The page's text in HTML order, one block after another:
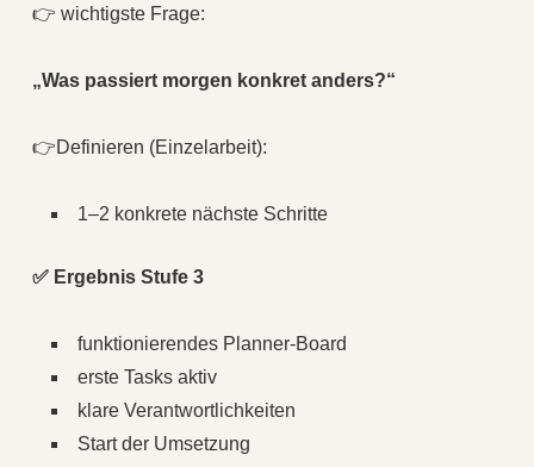
👉 wichtigste Frage:
„Was passiert morgen konkret anders?“
👉Definieren (Einzelarbeit):
1–2 konkrete nächste Schritte
✅ Ergebnis Stufe 3
funktionierendes Planner-Board
erste Tasks aktiv
klare Verantwortlichkeiten
Start der Umsetzung